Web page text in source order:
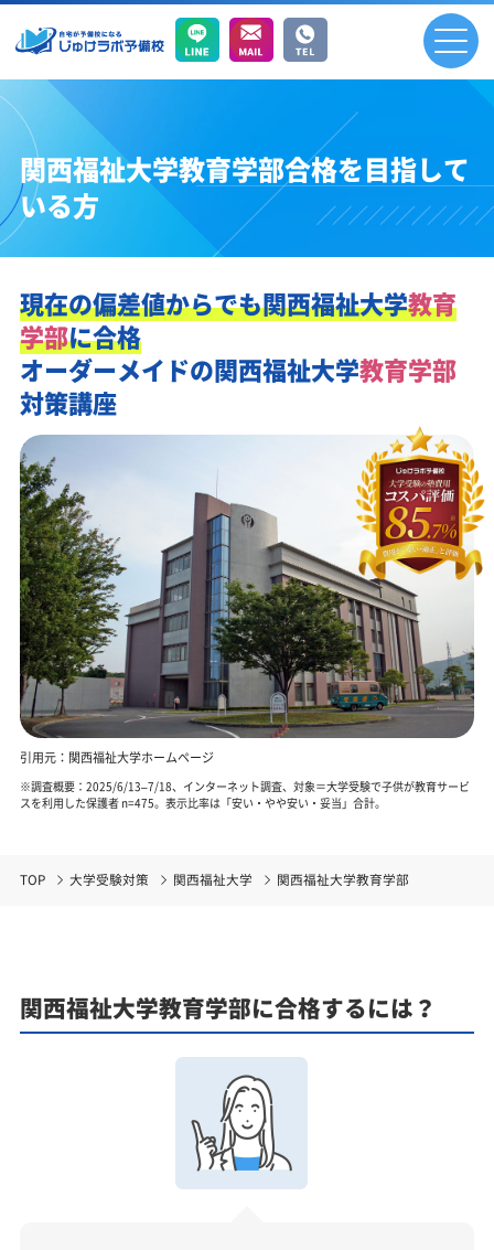
関西福祉大学教育学部合格を目指して
いる方
現在の偏差値からでも関西福祉大学教育
学部に合格
オーダーメイドの関西福祉大学教育学部
対策講座
引用元：関西福祉大学ホームページ
※調査概要：2025/6/13–7/18、インターネット調査、対象＝大学受験で子供が教育サービ
スを利用した保護者 n=475。表示比率は「安い・やや安い・妥当」合計。
TOP 大学受験対策 関西福祉大学 関西福祉大学教育学部
関西福祉大学教育学部に合格するには？